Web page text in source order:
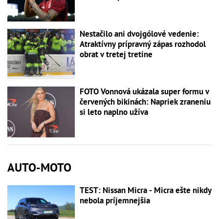
Nestačilo ani dvojgólové vedenie:
Atraktívny prípravný zápas rozhodol
obrat v tretej tretine
FOTO Vonnová ukázala super formu v
červených bikinách: Napriek zraneniu
si leto naplno užíva
AUTO-MOTO
TEST: Nissan Micra - Micra ešte nikdy
nebola príjemnejšia